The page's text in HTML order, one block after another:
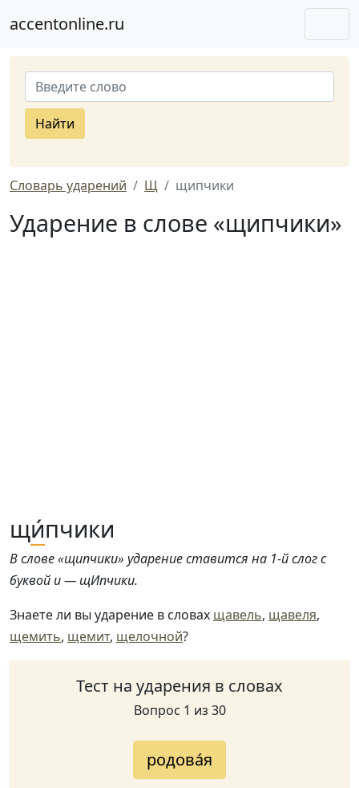
accentonline.ru
Найти
Словарь ударений Щ щипчики
Ударение в слове «щипчики»
щи́пчики
В слове «щипчики» ударение ставится на 1-й слог с
буквой и — щИпчики.
Знаете ли вы ударение в словах щавель, щавеля,
щемить, щемит, щелочной?
Тест на ударения в словах
Вопрос 1 из 30
родова́я